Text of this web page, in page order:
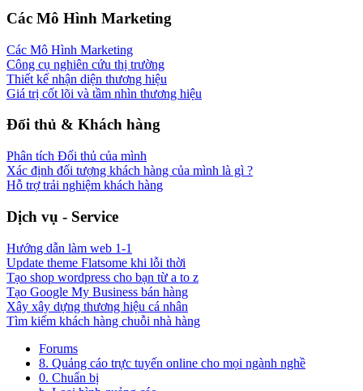
Các Mô Hình Marketing
Các Mô Hình Marketing
Công cụ nghiên cứu thị trường
Thiết kế nhận diện thương hiệu
Giá trị cốt lõi và tầm nhìn thương hiệu
Đối thủ & Khách hàng
Phân tích Đối thủ của mình
Xác định đối tượng khách hàng của mình là gì ?
Hỗ trợ trải nghiệm khách hàng
Dịch vụ - Service
Hướng dẫn làm web 1-1
Update theme Flatsome khi lỗi thời
Tạo shop wordpress cho bạn từ a to z
Tạo Google My Business bán hàng
Xây xây dựng thương hiệu cá nhân
Tìm kiếm khách hàng chuỗi nhà hàng
Forums
8. Quảng cáo trực tuyến online cho mọi ngành nghề
0. Chuẩn bị